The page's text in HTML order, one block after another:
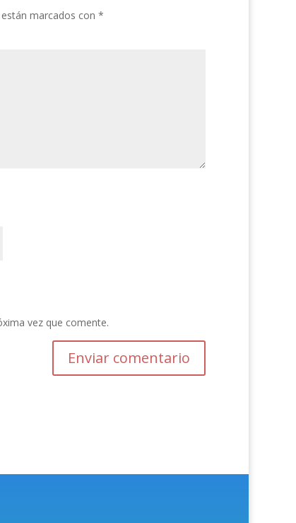
marcados con *
vez que comente.